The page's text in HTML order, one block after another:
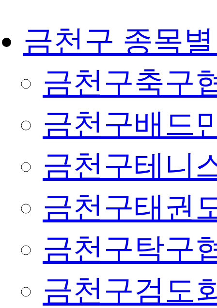
금천구 종목
금천구축구
금천구배드
금천구테니
금천구태권
금천구탁구
금천구검도